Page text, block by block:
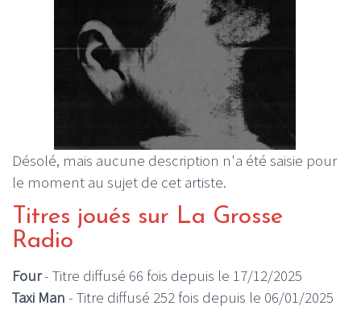
Désolé, mais aucune description n'a été saisie pour
le moment au sujet de cet artiste.
Titres joués sur La Grosse
Radio
Four- Titre diffusé 66 fois depuis le 17/12/2025
Taxi Man - Titre diffusé 252 fois depuis le 06/01/2025